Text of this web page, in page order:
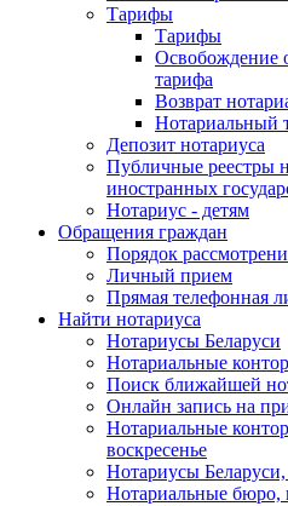
Тарифы
Тарифы
Освобождение
тарифа
Возврат
Нотариальный
Депозит нотариуса
Публичные реестры
иностранных
Нотариус - детям
Обращения граждан
Порядок
Личный прием
Прямая телефонная
Найти нотариуса
Нотариусы Беларуси
Нотариальные
Поиск ближайшей
Онлайн запись на
Нотариальные
воскресенье
Нотариусы Беларуси,
Нотариальные бюро,